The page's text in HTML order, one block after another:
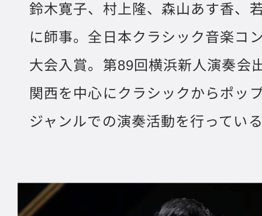
鈴木寛子、村上隆、森山あす香、
に師事。全日本クラシック音楽コ
大会入賞。第89回横浜新人演奏会
関西を中心にクラシックからポッ
ジャンルでの演奏活動を行ってい